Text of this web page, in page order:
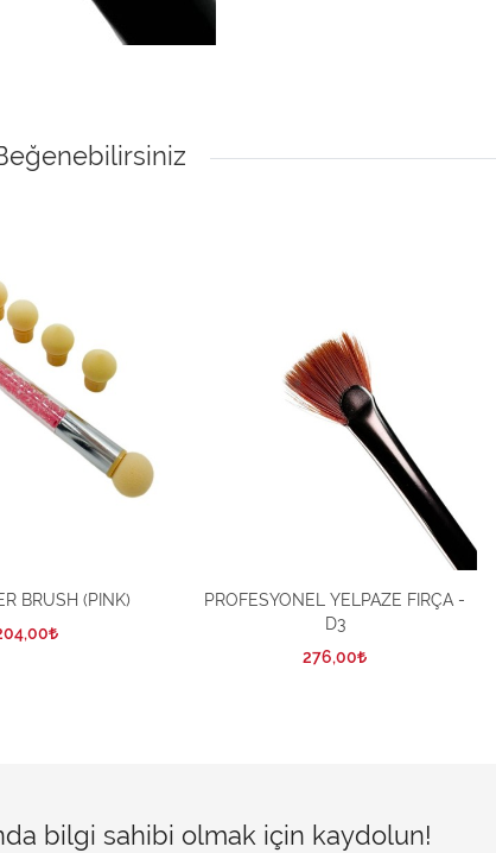
BRUSH (PINK)
PROFESYONEL YELPAZE FIRÇA -
D3
276,00
bilgi sahibi olmak için kaydolun!